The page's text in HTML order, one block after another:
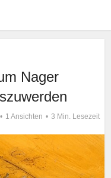
Nager
1 Ansichten 3 Min. Lesezeit